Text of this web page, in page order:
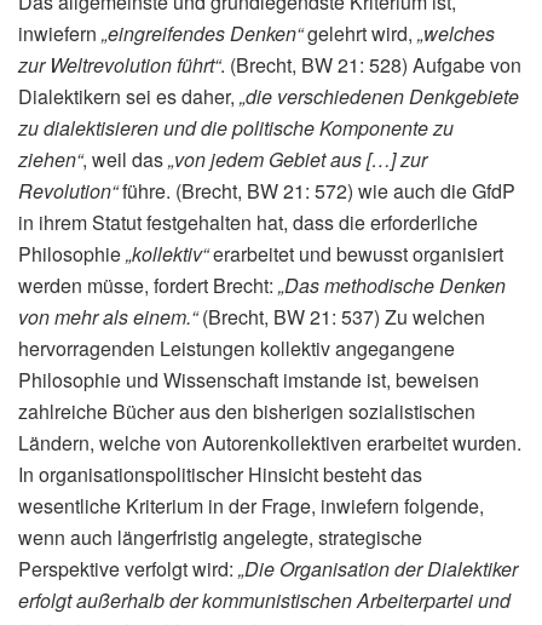
inwiefern „eingreifendes Denken“gelehrt wird, „welches
zur Weltrevolution führt“. (Brecht, BW 21: 528) Aufgabe von
Dialektikern sei es daher, „die verschiedenen Denkgebiete
zu dialektisieren und die politische Komponente zu
ziehen“, weil das„von jedem Gebiet aus […] zur
Revolution“führe. (Brecht, BW 21: 572) wie auch die GfdP
in ihrem Statut festgehalten hat, dass die erforderliche
Philosophie„kollektiv“erarbeitet und bewusst organisiert
werden müsse, fordert Brecht: „Das methodische Denken
von mehr als einem.“(Brecht, BW 21: 537) Zu welchen
hervorragenden Leistungen kollektiv angegangene
Philosophie und Wissenschaft imstande ist, beweisen
zahlreiche Bücher aus den bisherigen sozialistischen
Ländern, welche von Autorenkollektiven erarbeitet wurden.
In organisationspolitischer Hinsicht besteht das
wesentliche Kriterium in der Frage, inwiefern folgende,
wenn auch längerfristig angelegte, strategische
Perspektive verfolgt wird: „Die Organisation der Dialektiker
erfolgt außerhalb der kommunistischen Arbeiterpartei und